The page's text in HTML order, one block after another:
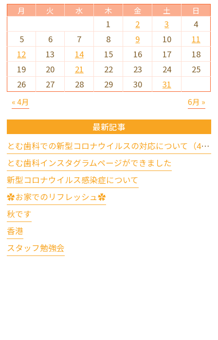
月 火 水 木 金 土 日
« 4月 6月 »
1 2 3
4
5
6 7 8 9 10
11
12
13 14 15 16 17
18
19
20 21 22 23 24
25
26
27 28 29 30 31
最新記事
とむ歯科での新型コロナウイルスの対応について（4/17更新）
とむ歯科インスタグラムページができました
新型コロナウイルス感染症について
✿お家でのリフレッシュ✿
秋です
香港
スタッフ勉強会